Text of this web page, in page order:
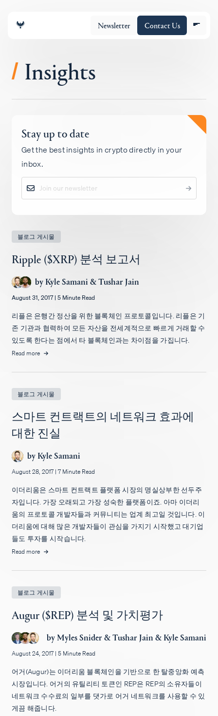
Newsletter Contact Us
조직
포트폴리오
Insights
Policy
채용
/ Insights
블로그 게시물
Ripple ($XRP) 분석 보고서
by Kyle Samani &Tushar Jain
August 31, 2017| 5 Minute Read
리플은 은행간 정산을 위한 블록체인 프로토콜입니다. 리플은 기
존 기관과 협력하여 모든 자산을 전세계적으로 빠르게 거래할 수
있도록 한다는 점에서 타 블록체인과는 차이점을 가집니다.
Read more
블로그 게시물
스마트 컨트랙트의 네트워크 효과에
대한 진실
by Kyle Samani
August 28, 2017| 7 Minute Read
이더리움은 스마트 컨트랙트 플랫폼 시장의 명실상부한 선두주
자입니다. 가장 오래되고 가장 성숙한 플랫폼이죠. 아마 이더리
움의 프로토콜 개발자들과 커뮤니티는 업계 최고일 것입니다. 이
더리움에 대해 많은 개발자들이 관심을 가지기 시작했고 대기업
들도 투자를 시작습니다.
Read more
블로그 게시물
Augur ($REP) 분석 및 가치평가
byMyles Snider&Tushar Jain & Kyle Samani
August 24, 2017| 5 Minute Read
어거(Augur)는 이더리움 블록체인을 기반으로 한 탈중앙화 예측
시장입니다. 어거의 유틸리티 토큰인 REP은 REP의 소유자들이
네트워크 수수료의 일부를 댓가로 어거 네트워크를 사용할 수 있
게끔 해줍니다.
Stay up to date
Get the best insights in crypto directly in your
inbox.